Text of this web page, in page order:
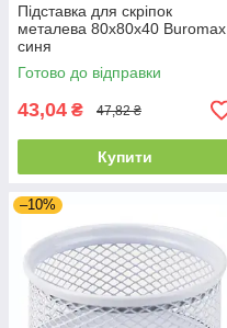
Підставка для скріпок
металева 80х80х40 Buromax
синя
Готово до відправки
43,04 ₴ 47,82 ₴
Купити
–10%